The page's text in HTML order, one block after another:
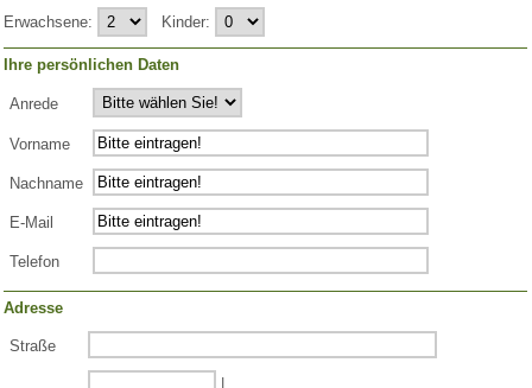
Erwachsene:
Kinder:
Ihre persönlichen Daten
Anrede
Vorname
Nachname
E-Mail
Telefon
Adresse
Straße